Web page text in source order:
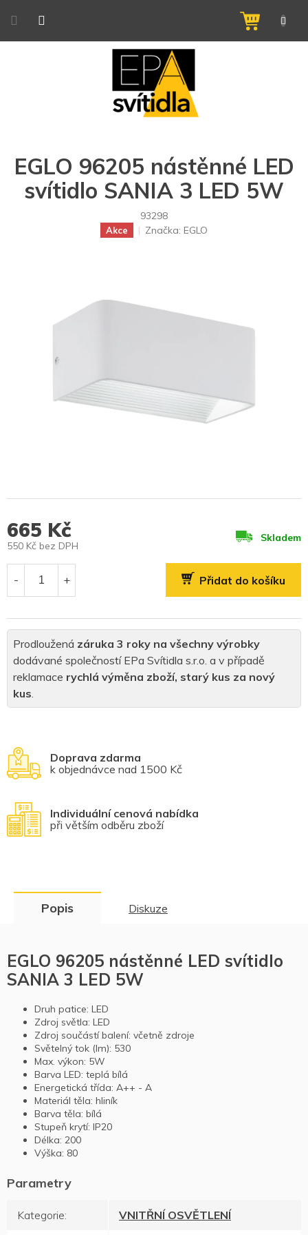
NÁKUPNÍ
KOŠÍK
EGLO 96205 nástěnné LED
svítidlo SANIA 3 LED 5W
93298
Akce Značka: EGLO
Doprava zdarma
k objednávce nad 1500 Kč
Individuální cenová nabídka
při větším odběru zboží
Prodloužená záruka 3 roky na všechny výrobky
dodávané společností EPa Svítidla s.r.o. a v případě
reklamace rychlá výměna zboží, starý kus za nový
kus.
665 Kč
550 Kč bez DPH
Skladem
Přidat do košíku
Popis Diskuze
EGLO 96205 nástěnné LED svítidlo
SANIA 3 LED 5W
Druh patice: LED
Zdroj světla: LED
Zdroj součástí balení: včetně zdroje
Světelný tok (lm): 530
Max. výkon: 5W
Barva LED: teplá bílá
Energetická třída: A++ - A
Materiál těla: hliník
Barva těla: bílá
Stupeň krytí: IP20
Délka: 200
Výška: 80
Kategorie: VNITŘNÍ OSVĚTLENÍ